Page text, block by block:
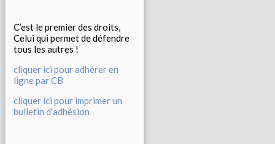
C’est le premier des droits,
Celui qui permet de défendre
tous les autres !
cliquer ici pour adhérer en
ligne par CB
cliquer ici pour imprimer un
bulletin d'adhésion